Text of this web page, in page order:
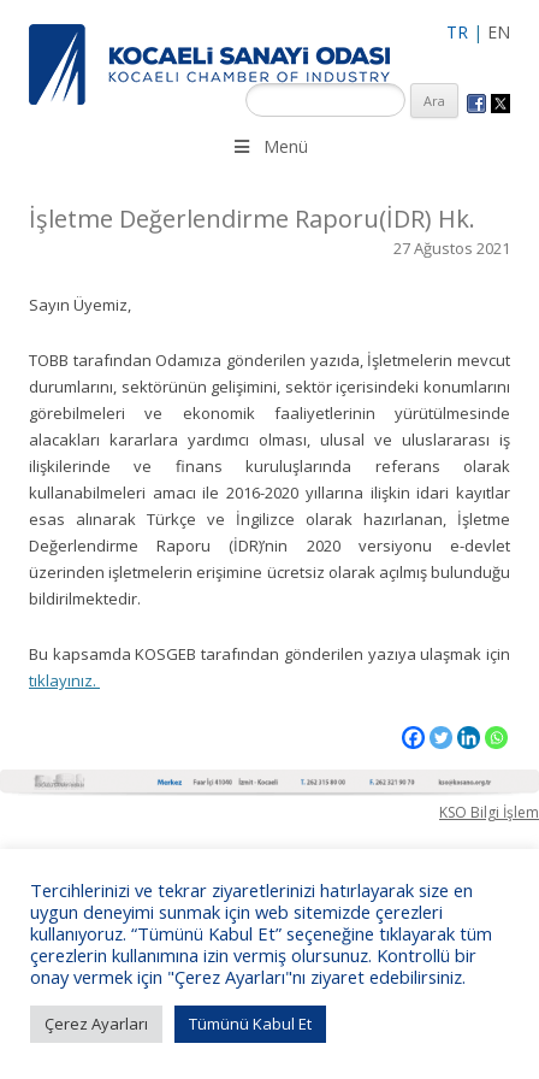
TR | EN
KSO 3500’ü aşkın sanayi kuruluşuna uzman çalışanları ile İzmit
Merkez, Çayırova, Dilovası, Gebze ve İMES OSB’deki ofisleri ile
Menü
İşletme Değerlendirme Raporu(İDR) Hk.
27 Ağustos 2021
Sayın Üyemiz,
TOBB tarafından Odamıza gönderilen yazıda, İşletmelerin mevcut
durumlarını, sektörünün gelişimini, sektör içerisindeki konumlarını
görebilmeleri ve ekonomik faaliyetlerinin yürütülmesinde
alacakları kararlara yardımcı olması, ulusal ve uluslararası iş
ilişkilerinde ve finans kuruluşlarında referans olarak
kullanabilmeleri amacı ile 2016-2020 yıllarına ilişkin idari kayıtlar
esas alınarak Türkçe ve İngilizce olarak hazırlanan, İşletme
Değerlendirme Raporu (İDR)’nin 2020 versiyonu e-devlet
üzerinden işletmelerin erişimine ücretsiz olarak açılmış bulunduğu
bildirilmektedir.
Bu kapsamda KOSGEB tarafından gönderilen yazıya ulaşmak için
tıklayınız.
KSO Bilgi İşlem
Tercihlerinizi ve tekrar ziyaretlerinizi hatırlayarak size en
uygun deneyimi sunmak için web sitemizde çerezleri
kullanıyoruz. “Tümünü Kabul Et” seçeneğine tıklayarak tüm
çerezlerin kullanımına izin vermiş olursunuz. Kontrollü bir
onay vermek için "Çerez Ayarları"nı ziyaret edebilirsiniz.
Çerez Ayarları Tümünü Kabul Et